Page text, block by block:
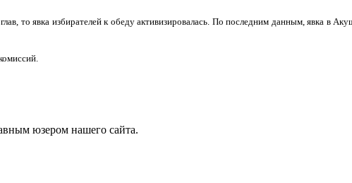
то явка избирателей к обеду активизировалась. По последним данным, явка в
юзером нашего сайта.